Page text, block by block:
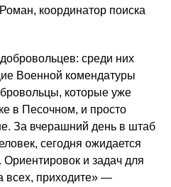
координатор поиска
среди них
Военной комендатуры
которые уже
в Песочном, и просто
За вчерашний день в штаб
сегодня ожидается
и задач для
всех, приходите» —